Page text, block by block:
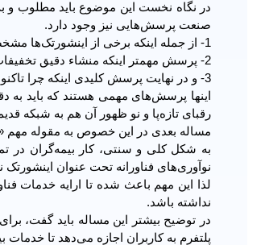
در نگاه نخست این موضوع باید مطلوب و
صنعت پرسش‌هایی نیز وجود دارد.
1- از جمله اینکه برخی از اینشورتک‌ها مشخصا چه خدمات جدید و نوینی ارایه داده‌اند که پیش از این در صنعت بیمه شاهد آن نبودیم؟
2- پرسش مهمتر اینکه منشاء دقیق تخفیفات ارایه شده توسط آنها به مشتریان از کجاست؟
3- و در نهایت پرسش کلیدی اینکه چرا تاکنون این تخفیف‌ها برای مردم لحاظ نمی‌شد و یا در اختیار شبکه فروش قرار نمی‌گرفته است؟
اینها پرسش‌های مهمی‌ هستند که باید به
رقبای تازه‌پا و نو ظهور آن هم به شبکه
مساله بعدی در این خصوص به مقوله مهم
به شکل کلی و سنتی، کار بیمه‌گران در
نوآوری‌های فناورانه تحت عنوان اینشورتک
لذا این مهم باعث شده تا ارایه خدمات
نداشته باشد.
در توضیح بیشتر این مساله باید گفت،
پلتفرم به کاربران اجازه می‌دهد تا خدمات